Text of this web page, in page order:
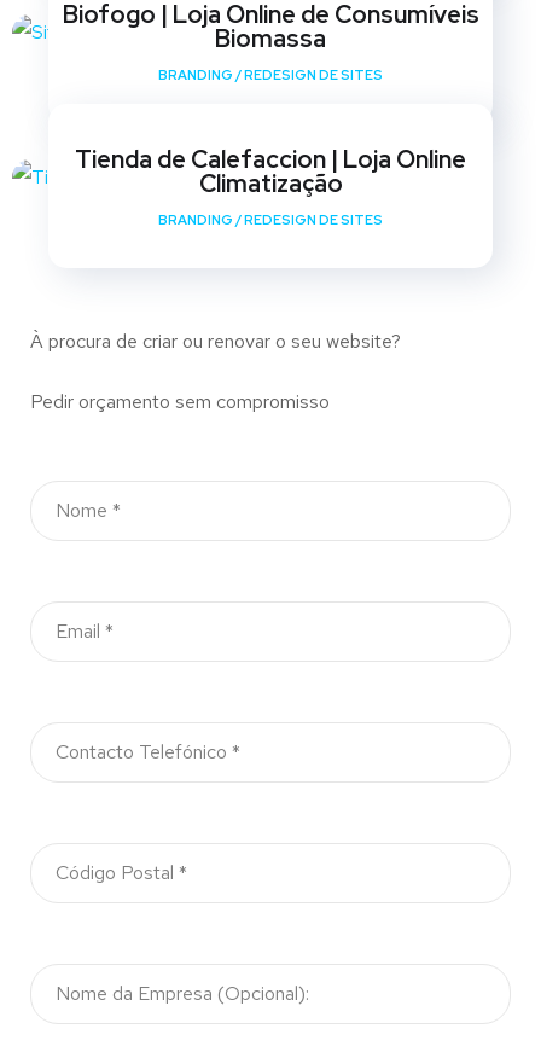
Biofogo | Loja Online de Consumíveis
Biomassa
BRANDING /REDESIGN DE SITES
Tienda de Calefaccion | Loja Online
Climatização
BRANDING /REDESIGN DE SITES
À procura de criar ou renovar o seu website?
Pedir orçamento sem compromisso